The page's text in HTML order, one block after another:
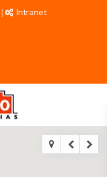
| Intranet